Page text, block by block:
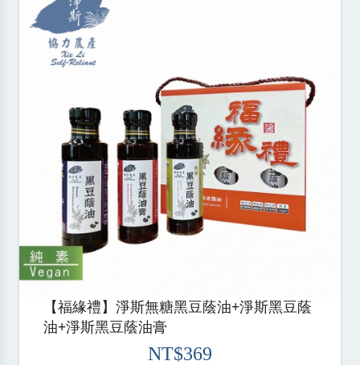
【福緣禮】淨斯無糖黑豆蔭油+淨斯黑豆蔭
油+淨斯黑豆蔭油膏
NT$369